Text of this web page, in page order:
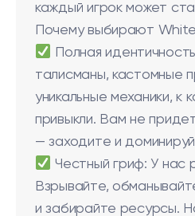
каждый игрок может
Почему выбирают
Полная
талисманы, кастомные
уникальные механики, к
привыкли. Вам не
— заходите и
Честный гриф: У нас
Взрывайте,
и забирайте ресурсы.